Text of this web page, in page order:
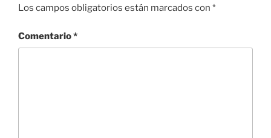
Los campos obligatorios están marcados con *
Comentario*